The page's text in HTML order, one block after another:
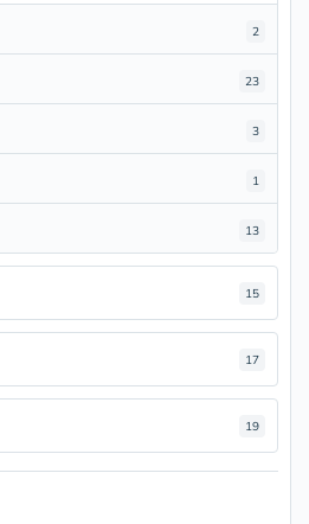
2
23
3
1
13
15
17
19